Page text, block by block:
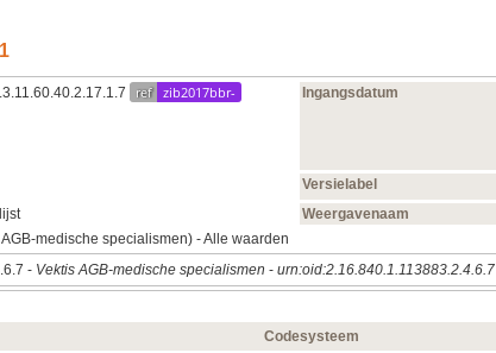
ref zib2017bbr- Ingangsdatum
Versielabel
Weergavenaam
medische specialismen) - Alle waarden
- Vektis AGB-medische specialismen - urn:oid:2.16.840.1.113883.2.4.6.7
Codesysteem